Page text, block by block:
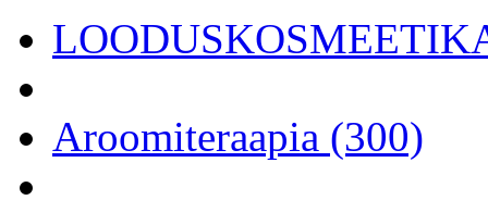
Aroomiteraapia (300)